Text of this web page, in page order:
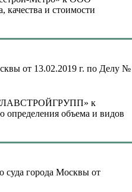
и стоимости
от 13.02.2019 г. по Делу №
к
объема и видов
суда города Москвы от